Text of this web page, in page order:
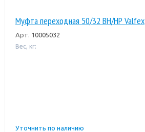
Муфта переходная 50/32 ВН/НР Valfex
Арт. 10005032
Вес, кг:
Уточнить по наличию